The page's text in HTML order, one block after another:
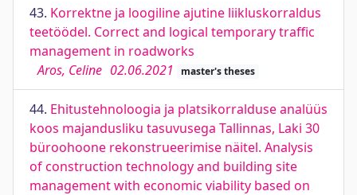
43. Korrektne ja loogiline ajutine liikluskorraldus
teetöödel. Correct and logical temporary traffic
management in roadworks
Aros, Celine 02.06.2021 master's theses
44. Ehitustehnoloogia ja platsikorralduse analüüs
koos majandusliku tasuvusega Tallinnas, Laki 30
büroohoone rekonstrueerimise näitel. Analysis
of construction technology and building site
management with economic viability based on